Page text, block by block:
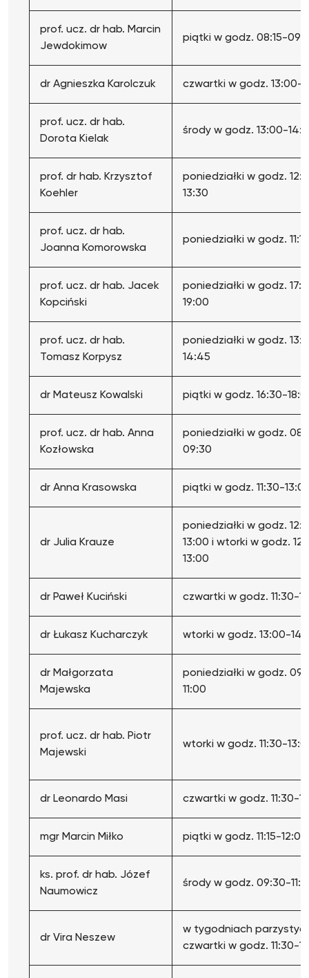
prof. ucz. dr hab. Marcin
Jewdokimow
piątki w godz. 08:15-
dr Agnieszka Karolczuk czwartki w godz. 13:00-
prof. ucz. dr hab.
Dorota Kielak
środy w godz. 13:00-
prof. dr hab. Krzysztof
Koehler
poniedziałki w godz.
13:30
prof. ucz. dr hab.
Joanna Komorowska
poniedziałki w godz.
prof. ucz. dr hab. Jacek
Kopciński
poniedziałki w godz.
19:00
prof. ucz. dr hab.
Tomasz Korpysz
poniedziałki w godz.
14:45
dr Mateusz Kowalski piątki w godz. 16:30-
prof. ucz. dr hab. Anna
Kozłowska
poniedziałki w godz.
09:30
dr Anna Krasowska piątki w godz. 11:30-
dr Julia Krauze
poniedziałki w godz.
13:00 i wtorki w godz.
13:00
dr Paweł Kuciński czwartki w godz. 11:30-
dr Łukasz Kucharczyk wtorki w godz. 13:00-
dr Małgorzata
Majewska
poniedziałki w godz.
11:00
prof. ucz. dr hab. Piotr
Majewski
wtorki w godz. 11:30-
dr Leonardo Masi czwartki w godz. 11:30-
mgr Marcin Miłko piątki w godz. 11:15-12:00
ks. prof. dr hab. Józef
Naumowicz
środy w godz. 09:30-
dr Vira Neszew
w tygodniach
czwartki w godz. 11:30-